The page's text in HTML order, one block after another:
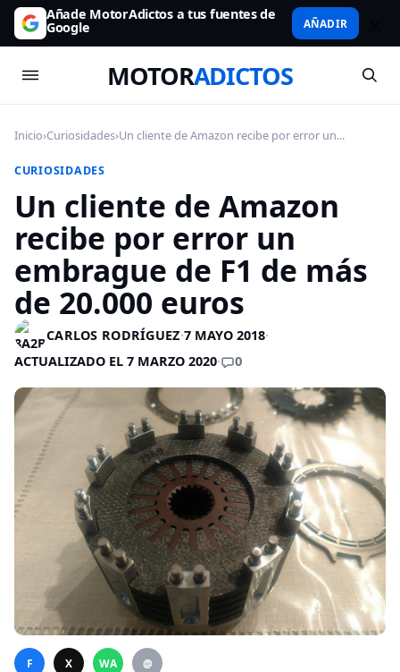
Añade MotorAdictos a tus fuentes de
Google AÑADIR
MOTORADICTOS
Inicio›Curiosidades›Un cliente de Amazon recibe por error un...
CURIOSIDADES
Un cliente de Amazon
recibe por error un
embrague de F1 de más
de 20.000 euros
CARLOS RODRÍGUEZ·7 MAYO 2018·
ACTUALIZADO EL 7 MARZO 2020· 0
F X WA @